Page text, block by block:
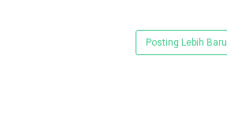
Posting Lebih Baru